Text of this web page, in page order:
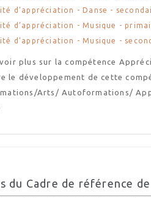
d’appréciation - Danse -
d’appréciation - Musique -
d’appréciation - Musique -
plus sur la compétence
le développement de cette
Arts/ Autoformations/
du Cadre de référence